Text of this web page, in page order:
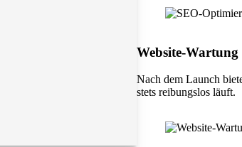
Website-Wartung
Nach dem Launch
stets reibungslos läuft.